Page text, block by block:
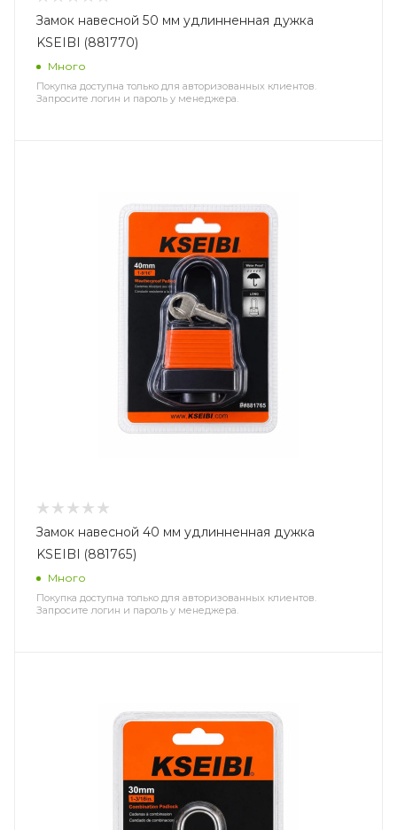
Замок навесной 50 мм удлинненная дужка
KSEIBI (881770)
Много
Покупка доступна только для авторизованных клиентов.
Запросите логин и пароль у менеджера.
Замок навесной 40 мм удлинненная дужка
KSEIBI (881765)
Много
Покупка доступна только для авторизованных клиентов.
Запросите логин и пароль у менеджера.